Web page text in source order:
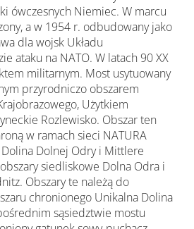
ówczesnych Niemiec. W marcu
a w 1954 r. odbudowany jako
dla wojsk Układu
ataku na NATO. W latach 90 XX
militarnym. Most usytuowany
przyrodniczo obszarem
Użytkiem
Rozlewisko. Obszar ten
w ramach sieci NATURA
Dolnej Odry i Mittlere
siedliskowe Dolna Odra i
Obszary te należą do
chronionego Unikalna Dolina
sąsiedztwie mostu